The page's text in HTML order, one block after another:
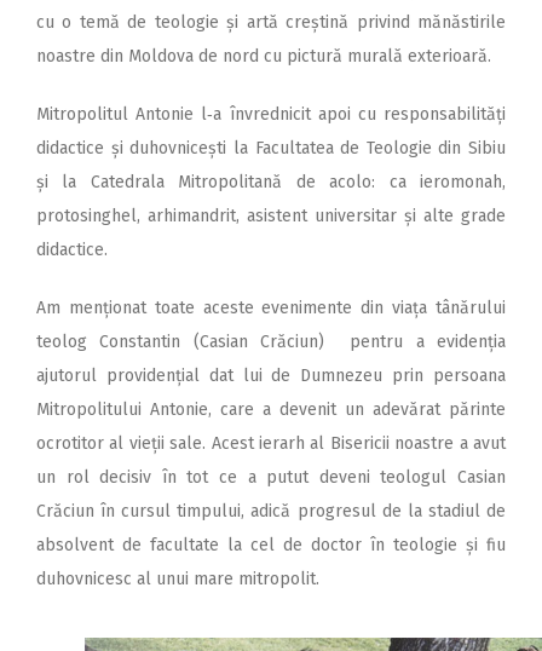
cu o temă de teologie și artă creștină privind mănăstirile
noastre din Moldova de nord cu pictură murală exterioară.
Mitropolitul Antonie l‑a învrednicit apoi cu responsabilități
didactice și duhovnicești la Facultatea de Teologie din Sibiu
și la Catedrala Mitropolitană de acolo: ca ieromonah,
protosinghel, arhimandrit, asistent universitar și alte grade
didactice.
Am menționat toate aceste evenimente din viața tânărului
teolog Constantin (Casian Crăciun) pentru a evidenția
ajutorul providențial dat lui de Dumnezeu prin persoana
Mitropolitului Antonie, care a devenit un adevărat părinte
ocrotitor al vieții sale. Acest ierarh al Bisericii noastre a avut
un rol decisiv în tot ce a putut deveni teologul Casian
Crăciun în cursul timpului, adică progresul de la stadiul de
absolvent de facultate la cel de doctor în teologie și fiu
duhovnicesc al unui mare mitropolit.